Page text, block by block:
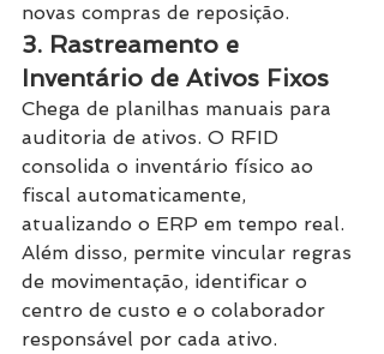
novas compras de reposição.
3. Rastreamento e
Inventário de Ativos Fixos
Chega de planilhas manuais para
auditoria de ativos. O RFID
consolida o inventário físico ao
fiscal automaticamente,
atualizando o ERP em tempo real.
Além disso, permite vincular regras
de movimentação, identificar o
centro de custo e o colaborador
responsável por cada ativo.